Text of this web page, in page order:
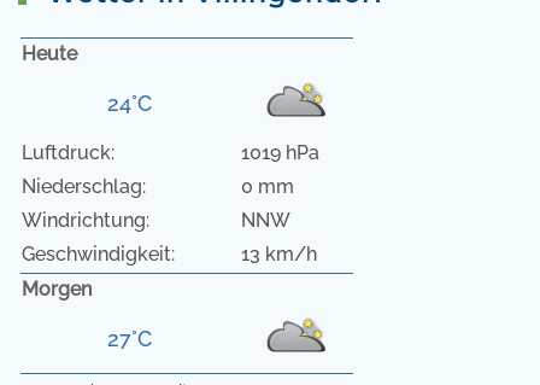
Heute
24°C
Luftdruck:
1019 hPa
Niederschlag:
0 mm
Windrichtung:
NNW
Geschwindigkeit:
13 km/h
Morgen
27°C